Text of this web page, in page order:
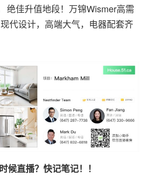
绝佳升值地段！万锦Wismer高需
代设计，高端大气，电器配套齐
候直播？快记笔记！！